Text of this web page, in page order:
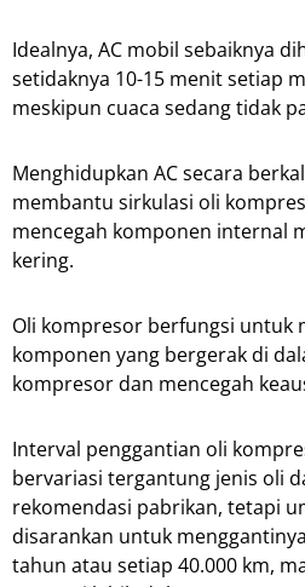
Idealnya, AC mobil sebaiknya
setidaknya 10-15 menit setiap
meskipun cuaca sedang tidak
Menghidupkan AC secara
membantu sirkulasi oli
mencegah komponen internal
kering.
Oli kompresor berfungsi untuk
komponen yang bergerak di
kompresor dan mencegah
Interval penggantian oli
bervariasi tergantung jenis oli
rekomendasi pabrikan, tetapi
disarankan untuk
tahun atau setiap 40.000 km,